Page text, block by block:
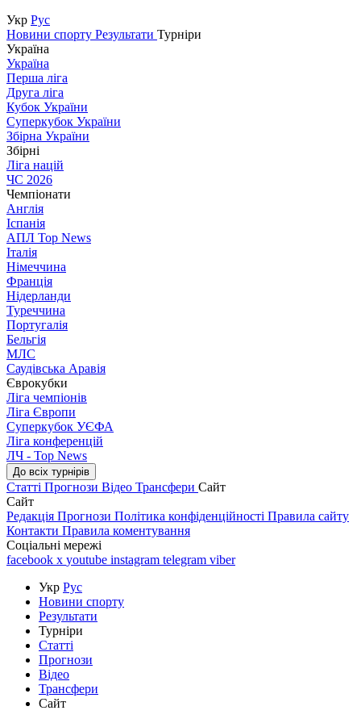
Укр Рус
Новини спорту Результати Турніри
Україна
Україна
Перша ліга
Друга ліга
Кубок України
Суперкубок України
Збірна України
Збірні
Ліга націй
ЧС 2026
Чемпіонати
Англія
Іспанія
АПЛ Top News
Італія
Німеччина
Франція
Нідерланди
Туреччина
Португалія
Бельгія
МЛС
Саудівська Аравія
Єврокубки
Ліга чемпіонів
Ліга Європи
Суперкубок УЄФА
Ліга конференцій
ЛЧ - Top News
До всіх турнірів
Статті Прогнози Відео Трансфери Сайт
Сайт
Редакція Прогнози Політика конфіденційності Правила сайту
Контакти Правила коментування
Соціальні мережі
facebook x youtube instagram telegram viber
Укр Рус
Новини спорту
Результати
Турніри
Статті
Прогнози
Відео
Трансфери
Сайт